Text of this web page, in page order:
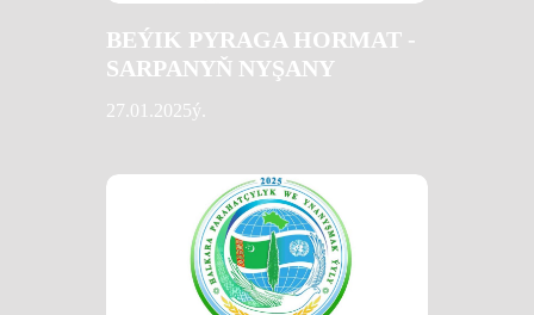
BEÝIK PYRAGA HORMAT -
SARPANYŇ NYŞANY
27.01.2025ý.